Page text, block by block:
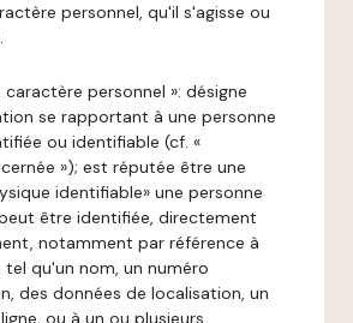
personnel, qu'il s'agisse ou
personnel »: désigne
se rapportant à une personne
ou identifiable (cf. «
»); est réputée être une
identifiable» une personne
être identifiée, directement
notamment par référence à
qu'un nom, un numéro
des données de localisation, un
ou à un ou plusieurs